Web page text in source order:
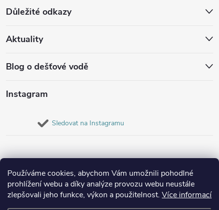
Používáme cookies, abychom Vám umožnili pohodlné
prohlížení webu a díky analýze provozu webu neustále
zlepšovali jeho funkce, výkon a použitelnost. Více informací
Důležité odkazy
Aktuality
Blog o dešťové vodě
Instagram
Sledovat na Instagramu